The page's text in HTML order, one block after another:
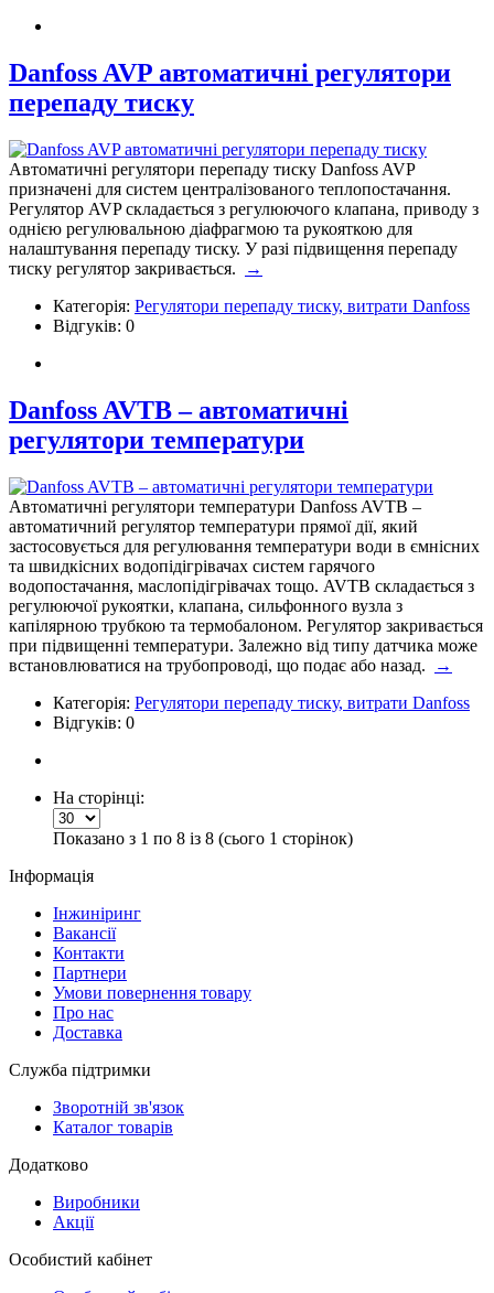
Danfoss AVP автоматичні регулятори
перепаду тиску
Автоматичні регулятори перепаду тиску Danfoss AVP
призначені для систем централізованого теплопостачання.
Регулятор AVP складається з регулюючого клапана, приводу з
однією регулювальною діафрагмою та рукояткою для
налаштування перепаду тиску. У разі підвищення перепаду
тиску регулятор закривається.
→
Категорія: Регулятори перепаду тиску, витрати Danfoss
Відгуків: 0
Danfoss AVTB – автоматичні
регулятори температури
Автоматичні регулятори температури Danfoss AVTB –
автоматичний регулятор температури прямої дії, який
застосовується для регулювання температури води в ємнісних
та швидкісних водопідігрівачах систем гарячого
водопостачання, маслопідігрівачах тощо. AVTB складається з
регулюючої рукоятки, клапана, сильфонного вузла з
капілярною трубкою та термобалоном. Регулятор закривається
при підвищенні температури. Залежно від типу датчика може
встановлюватися на трубопроводі, що подає або назад.
→
Категорія: Регулятори перепаду тиску, витрати Danfoss
Відгуків: 0
На сторінці:
Показано з 1 по 8 із 8 (сього 1 сторінок)
Інформація
Інжиніринг
Вакансії
Контакти
Партнери
Умови повернення товару
Про нас
Доставка
Служба підтримки
Зворотній зв'язок
Каталог товарів
Додатково
Виробники
Акції
Особистий кабінет